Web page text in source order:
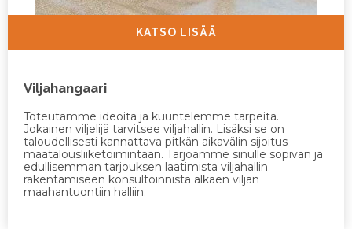
KATSO LISÄÄ
Viljahangaari
Toteutamme ideoita ja kuuntelemme tarpeita.
Jokainen viljelijä tarvitsee viljahallin. Lisäksi se on
taloudellisesti kannattava pitkän aikavälin sijoitus
maatalousliiketoimintaan. Tarjoamme sinulle sopivan ja
edullisemman tarjouksen laatimista viljahallin
rakentamiseen konsultoinnista alkaen viljan
maahantuontiin halliin.